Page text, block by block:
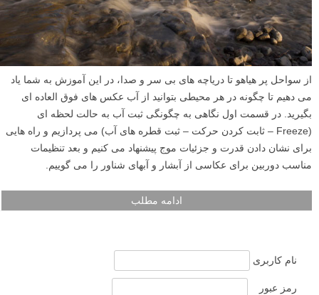
از سواحل پر هیاهو تا دریاچه های بی سر و صدا، در این آموزش به شما یاد
می دهیم تا چگونه در هر محیطی بتوانید از آب عکس های فوق العاده ای
بگیرید. در قسمت اول نگاهی به چگونگی ثبت آب به حالت لحظه ای
(Freeze – ثابت کردن حرکت – ثبت قطره های آب) می پردازیم و راه هایی
برای نشان دادن قدرت و جزئیات موج پیشنهاد می کنیم و بعد تنظیمات
مناسب دوربین برای عکاسی از آبشار و آبهای شناور را می گوییم.
ادامه مطلب
نام کاربری
رمز عبور